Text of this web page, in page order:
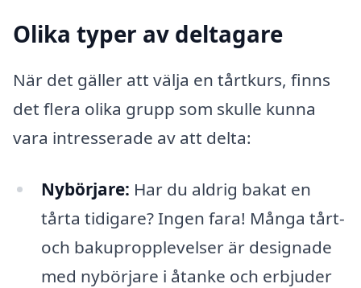
Olika typer av deltagare
När det gäller att välja en tårtkurs, finns
det flera olika grupp som skulle kunna
vara intresserade av att delta:
Nybörjare: Har du aldrig bakat en
tårta tidigare? Ingen fara! Många tårt-
och bakupropplevelser är designade
med nybörjare i åtanke och erbjuder